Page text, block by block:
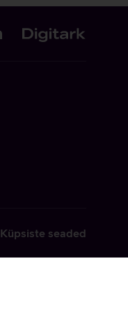
Küpsiste seaded